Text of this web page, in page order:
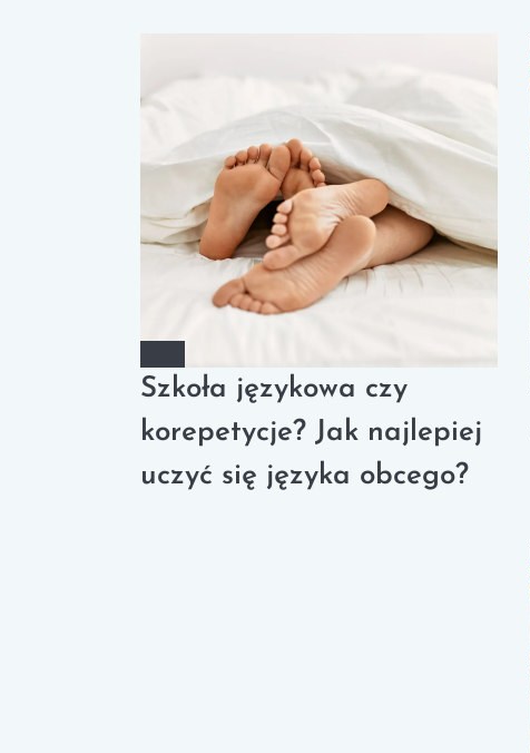
Szkoła językowa czy
korepetycje? Jak najlepiej
uczyć się języka obcego?